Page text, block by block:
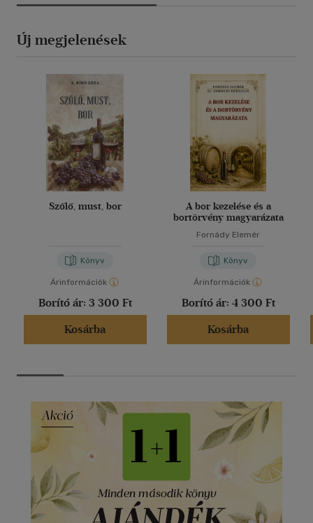
Új megjelenések
Szőlő, must, bor
Könyv
Árinformációk
Borító ár: 3 300 Ft
Kosárba
A bor kezelése és a
bortörvény magyarázata
Fornády Elemér
Könyv
Árinformációk
Borító ár: 4 300 Ft
Kosárba